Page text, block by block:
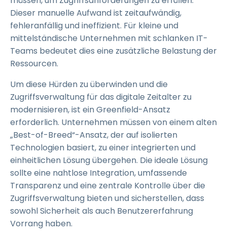
Dieser manuelle Aufwand ist zeitaufwändig,
fehleranfällig und ineffizient. Für kleine und
mittelständische Unternehmen mit schlanken IT-
Teams bedeutet dies eine zusätzliche Belastung der
Ressourcen.
Um diese Hürden zu überwinden und die
Zugriffsverwaltung für das digitale Zeitalter zu
modernisieren, ist ein Greenfield-Ansatz
erforderlich. Unternehmen müssen von einem alten
„Best-of-Breed“-Ansatz, der auf isolierten
Technologien basiert, zu einer integrierten und
einheitlichen Lösung übergehen. Die ideale Lösung
sollte eine nahtlose Integration, umfassende
Transparenz und eine zentrale Kontrolle über die
Zugriffsverwaltung bieten und sicherstellen, dass
sowohl Sicherheit als auch Benutzererfahrung
Vorrang haben.